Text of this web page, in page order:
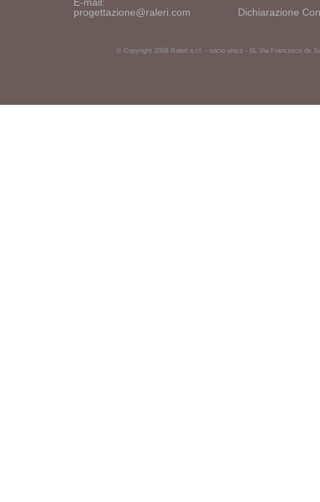
progettazione@raleri.com
Dichiarazione
© Copyright 2008 Raleri s.r.l. - socio unico - SL Via Francesco de